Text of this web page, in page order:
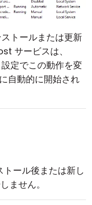
トールまたは更新
サービスは、
設定でこの動作を変
自動的に開始され
ール後または新し
ません。